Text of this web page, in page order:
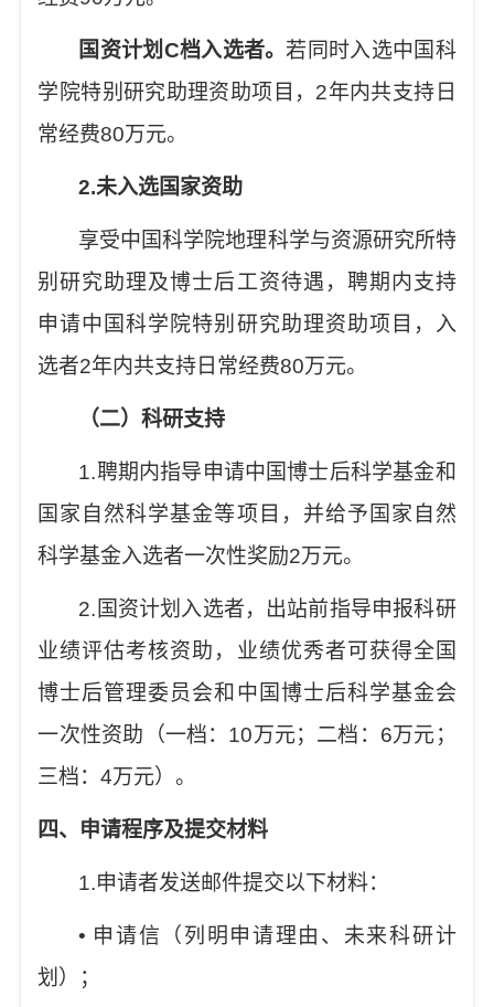
国资计划 C档入选者。若同时入选中国科
学院特别研究助理资助项目， 2年内共支持日
常经费80万元。
2.未入选国家资助
享受中国科学院地理科学与资源研究所特
别研究助理及博士后工资待遇，聘期内支持
申请中国科学院特别研究助理资助项目，入
选者2年内共支持日常经费80万元。
（二）科研支持
1.聘期内指导申请中国博士后科学基金和
国家自然科学基金等项目，并给予国家自然
科学基金入选者一次性奖励2万元。
2. 国资计划入选者，出站前指导申报科研
业绩评估考核资助，业绩优秀者可获得全国
博士后管理委员会和中国博士后科学基金会
一次性资助（一档： 10万元；二档： 6万元；
三档：4万元）。
四、申请程序及提交材料
1.申请者发送邮件提交以下材料：
• 申请信（列明申请理由、未来科研计
划）
；